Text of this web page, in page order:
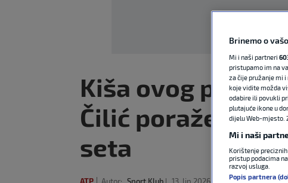
Kiša ovog puta
Čilić poražen od
seta
Brinemo o
Mi i naši partneri
pristupamo im na
za čije pružanje mi
koje vidite možda
odabire ili povukli
plutajuće ikone u
dijelu Web-mjesto.
Mi i naši
Korištenje
pristup podacima
razvoj usluga.
Popis partnera